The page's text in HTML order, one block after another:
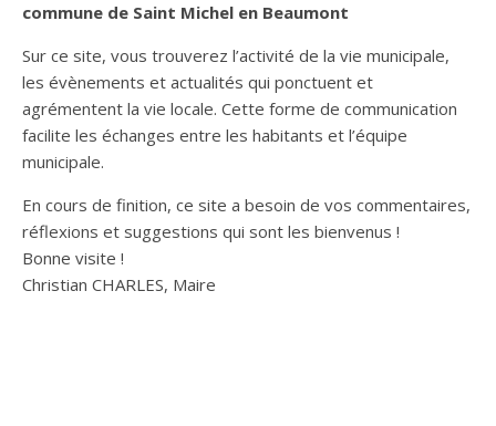
commune de Saint Michel en Beaumont
Sur ce site, vous trouverez l’activité de la vie municipale,
les évènements et actualités qui ponctuent et
agrémentent la vie locale. Cette forme de communication
facilite les échanges entre les habitants et l’équipe
municipale.
En cours de finition, ce site a besoin de vos commentaires,
réflexions et suggestions qui sont les bienvenus !
Bonne visite !
Christian CHARLES, Maire